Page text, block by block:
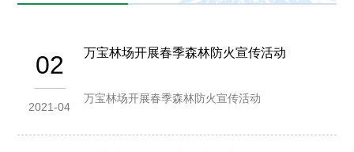
02
2021-04
万宝林场开展春季森林防火宣传活动
万宝林场开展春季森林防火宣传活动